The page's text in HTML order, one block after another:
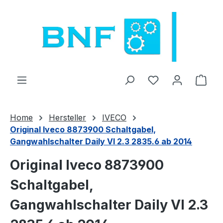
Je hebt 0 items
Home Hersteller
IVECO
Original Iveco 8873900 Schaltgabel,
Gangwahlschalter Daily VI 2.3 2835.6 ab 2014
Original Iveco 8873900
Schaltgabel,
Gangwahlschalter Daily VI 2.3